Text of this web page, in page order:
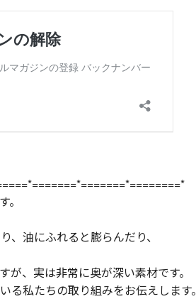
、油にふれると膨らんだり、
が、実は非常に奥が深い素材です。
る私たちの取り組みをお伝えします。